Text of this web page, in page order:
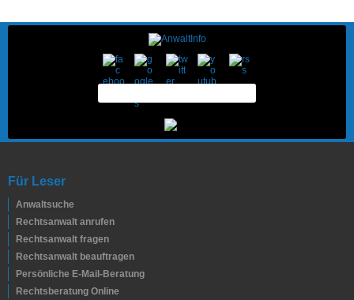
Für Leser
Anwaltsuche
Rechtsanwalt anrufen
Rechtsanwalt fragen
Rechtsanwalt beauftragen
Persönliche E-Mail-Beratung
Rechtsberatung Online